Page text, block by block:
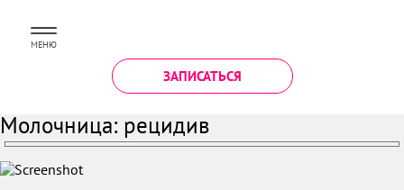
МЕНЮ
ЗАПИСАТЬСЯ
Молочница: рецидив